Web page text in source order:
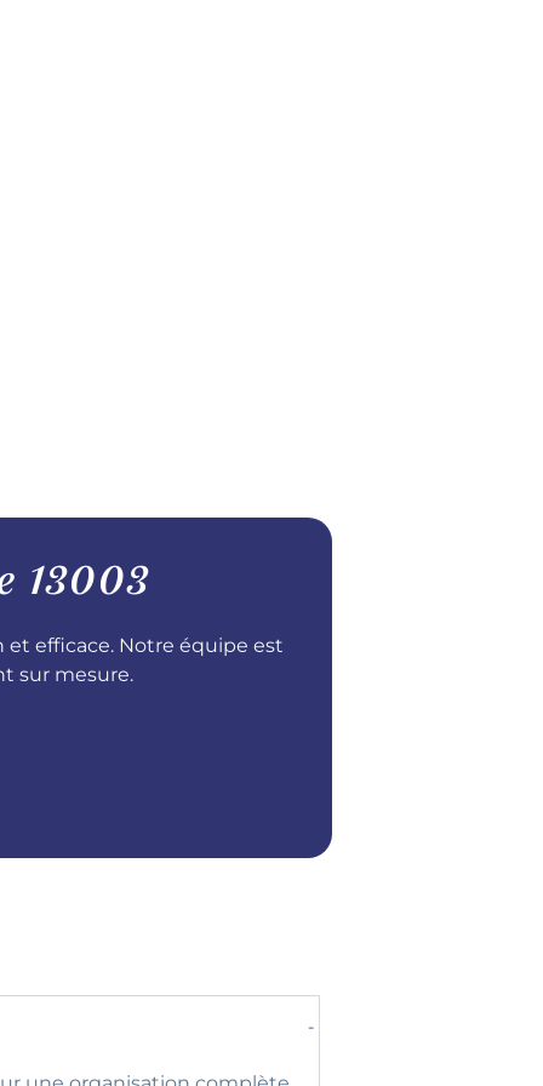
13003
et efficace. Notre équipe est
sur mesure.